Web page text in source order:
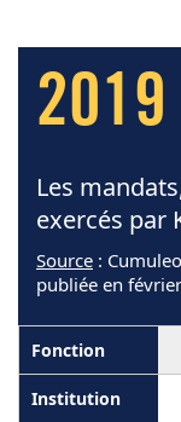
2019
Les
exercés par
Source :
publiée en